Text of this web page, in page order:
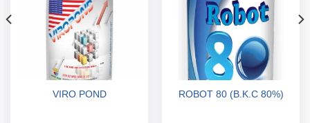
VIRO POND ROBOT 80 (B.K.C 80%)